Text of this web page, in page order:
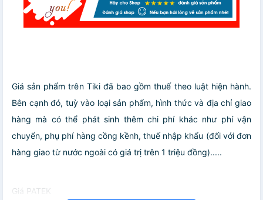
Giá sản phẩm trên Tiki đã bao gồm thuế theo luật hiện hành.
Bên cạnh đó, tuỳ vào loại sản phẩm, hình thức và địa chỉ giao
hàng mà có thể phát sinh thêm chi phí khác như phí vận
chuyển, phụ phí hàng cồng kềnh, thuế nhập khẩu (đối với đơn
hàng giao từ nước ngoài có giá trị trên 1 triệu đồng).....
Giá PATEK